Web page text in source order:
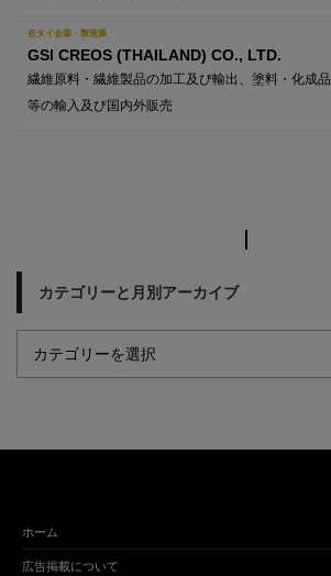
在タイ企業・製造業
GSI CREOS (THAILAND) CO., LTD.
繊維原料・繊維製品の加工及び輸出、塗料・化成品
等の輸入及び国内外販売
カテゴリーと月別アーカイブ
ホーム
広告掲載について